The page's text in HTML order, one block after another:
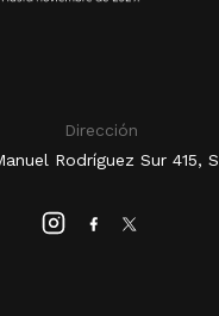
Dirección
Rodríguez Sur 415,